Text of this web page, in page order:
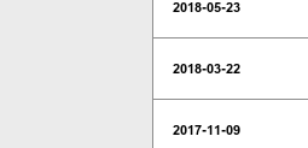
2018-05-23
2018-03-22
2017-11-09